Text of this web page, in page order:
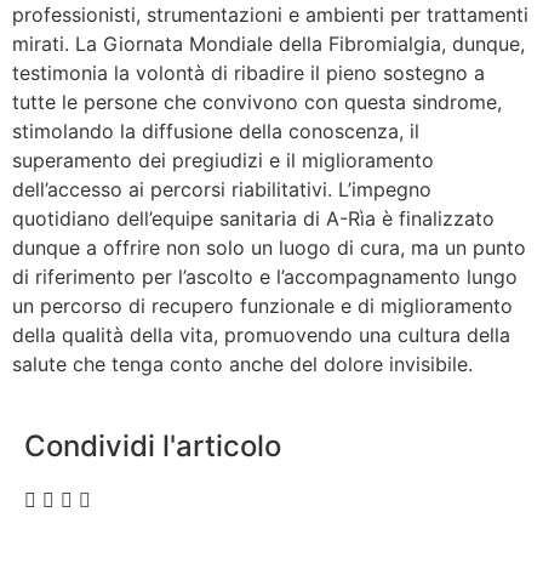
professionisti, strumentazioni e ambienti per trattamenti
mirati. La Giornata Mondiale della Fibromialgia, dunque,
testimonia la volontà di ribadire il pieno sostegno a
tutte le persone che convivono con questa sindrome,
stimolando la diffusione della conoscenza, il
superamento dei pregiudizi e il miglioramento
dell’accesso ai percorsi riabilitativi. L’impegno
quotidiano dell’equipe sanitaria di A-Rìa è finalizzato
dunque a offrire non solo un luogo di cura, ma un punto
di riferimento per l’ascolto e l’accompagnamento lungo
un percorso di recupero funzionale e di miglioramento
della qualità della vita, promuovendo una cultura della
salute che tenga conto anche del dolore invisibile.
Condividi l'articolo